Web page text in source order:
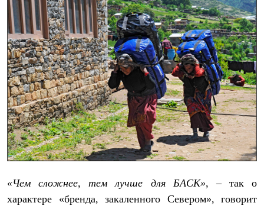
Кепки и бейсболки
Повязки
Шарфы
Панамы
Перчатки и рукавицы
Перчатки
Рукавицы
Носки
Полезные аксессуары
Брелки
Ремни
Шевроны
Опушки
Термоковрики
В Арктику
Коллекции
PEAK
«Чем сложнее, тем лучше для БАСК», – так о
характере «бренда, закаленного Севером», говорит